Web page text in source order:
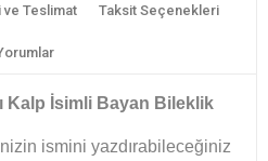
ve Teslimat Taksit Seçenekleri
Kalp İsimli Bayan Bileklik
ismini yazdırabileceğiniz